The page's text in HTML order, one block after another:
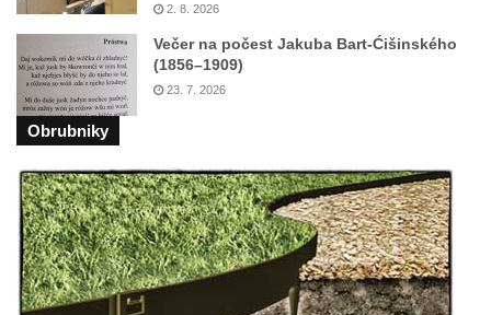
2. 8. 2026
Večer na počest Jakuba Bart-Ćišinského
(1856–1909)
23. 7. 2026
Obrubniky